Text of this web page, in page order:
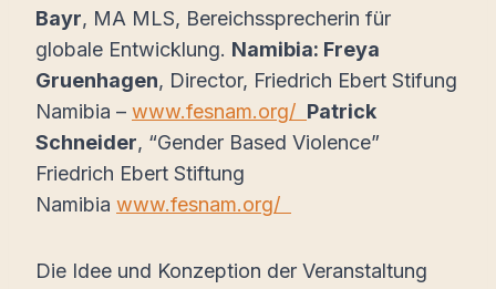
Bayr, MA MLS, Bereichssprecherin für
globale Entwicklung. Namibia: Freya
Gruenhagen, Director, Friedrich Ebert Stifung
Namibia – www.fesnam.org/ Patrick
Schneider, “Gender Based Violence”
Friedrich Ebert Stiftung
Namibia www.fesnam.org/
Die Idee und Konzeption der Veranstaltung